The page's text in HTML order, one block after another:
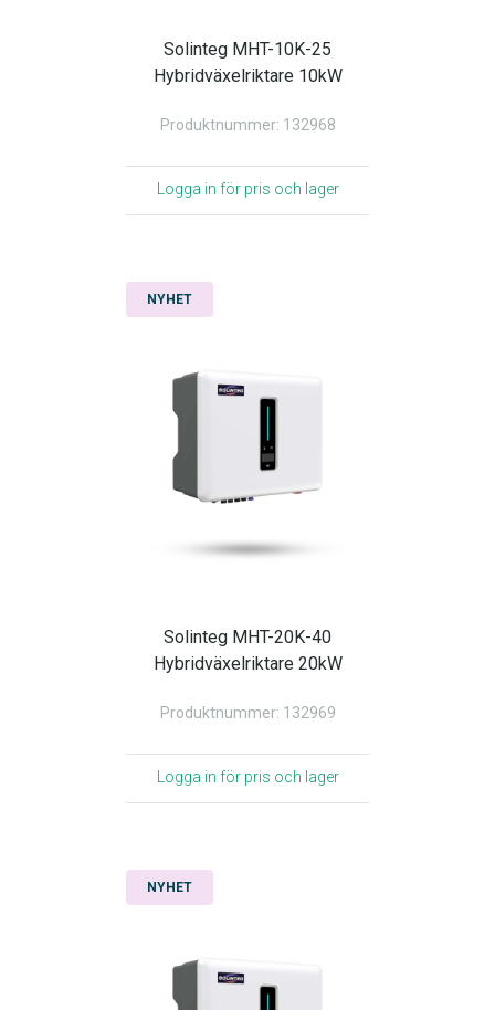
Solinteg MHT-10K-25
Hybridväxelriktare 10kW
Produktnummer: 132968
Logga in för pris och lager
NYHET
Solinteg MHT-20K-40
Hybridväxelriktare 20kW
Produktnummer: 132969
Logga in för pris och lager
NYHET